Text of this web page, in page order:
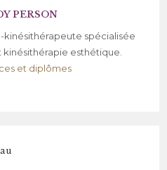
PERSON
kinésithérapeute spécialisée
esthétique.
et diplômes